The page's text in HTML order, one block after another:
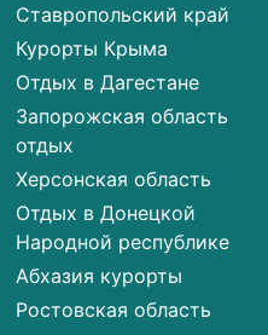
Ставропольский край
Курорты Крыма
Отдых в Дагестане
Запорожская область
отдых
Херсонская область
Отдых в Донецкой
Народной республике
Абхазия курорты
Ростовская область